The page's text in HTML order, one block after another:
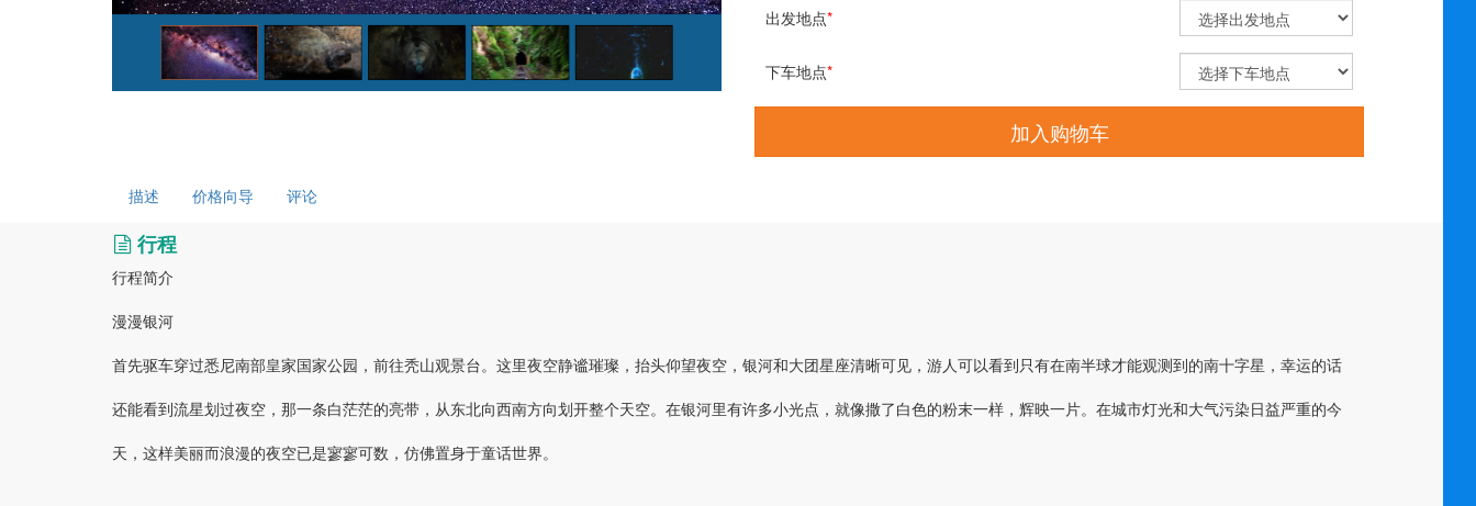
出发地点*
下车地点*
加入购物车
描述 价格向导 评论
行程
行程简介
漫漫银河
首先驱车穿过悉尼南部皇家国家公园，前往秃山观景台。这里夜空静谧璀璨，抬头仰望夜空，银河和大团星座清晰可见，游人可以看到只有在南半球才能观测到的南十字星，幸运的话
还能看到流星划过夜空，那一条白茫茫的亮带，从东北向西南方向划开整个天空。在银河里有许多小光点，就像撒了白色的粉末一样，辉映一片。在城市灯光和大气污染日益严重的今
天，这样美丽而浪漫的夜空已是寥寥可数，仿佛置身于童话世界。